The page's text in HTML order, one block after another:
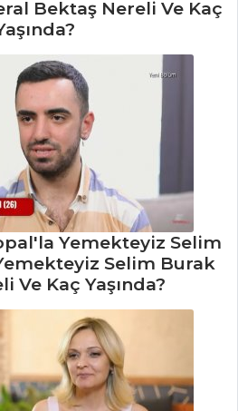
Bektaş Nereli Ve Kaç
Yemekteyiz Selim
Selim Burak
Ve Kaç Yaşında?